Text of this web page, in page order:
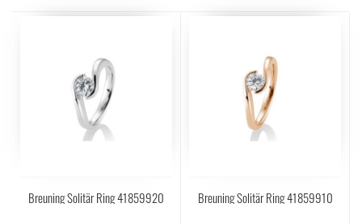
Breuning Solitär Ring 41859920 Breuning Solitär Ring 41859910